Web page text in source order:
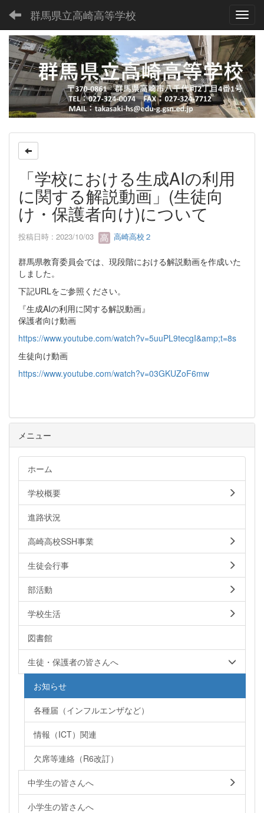
群馬県立高崎高等学校
「学校における生成AIの利用
に関する解説動画」(生徒向
け・保護者向け)について
投稿日時 : 2023/10/03 高崎高校２
群馬県教育委員会では、現段階における解説動画を作成いた
しました。
下記URLをご参照ください。
『生成AIの利用に関する解説動画』
保護者向け動画
https://www.youtube.com/watch?v=5uuPL9tecgI&amp;t=8s
生徒向け動画
https://www.youtube.com/watch?v=03GKUZoF6mw
メニュー
ホーム
学校概要
進路状況
高崎高校SSH事業
生徒会行事
部活動
学校生活
図書館
生徒・保護者の皆さんへ
お知らせ
各種届（インフルエンザなど）
情報（ICT）関連
欠席等連絡（R6改訂）
中学生の皆さんへ
小学生の皆さんへ